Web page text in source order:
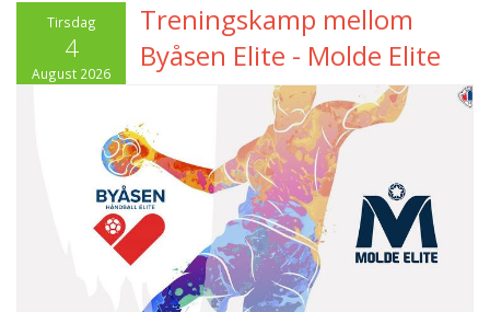
Tirsdag
4
August 2026
Treningskamp mellom
Byåsen Elite - Molde Elite